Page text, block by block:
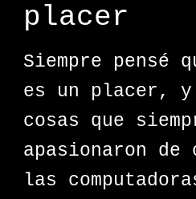
placer
Siempre pensé
es un placer,
cosas que
apasionaron de
las